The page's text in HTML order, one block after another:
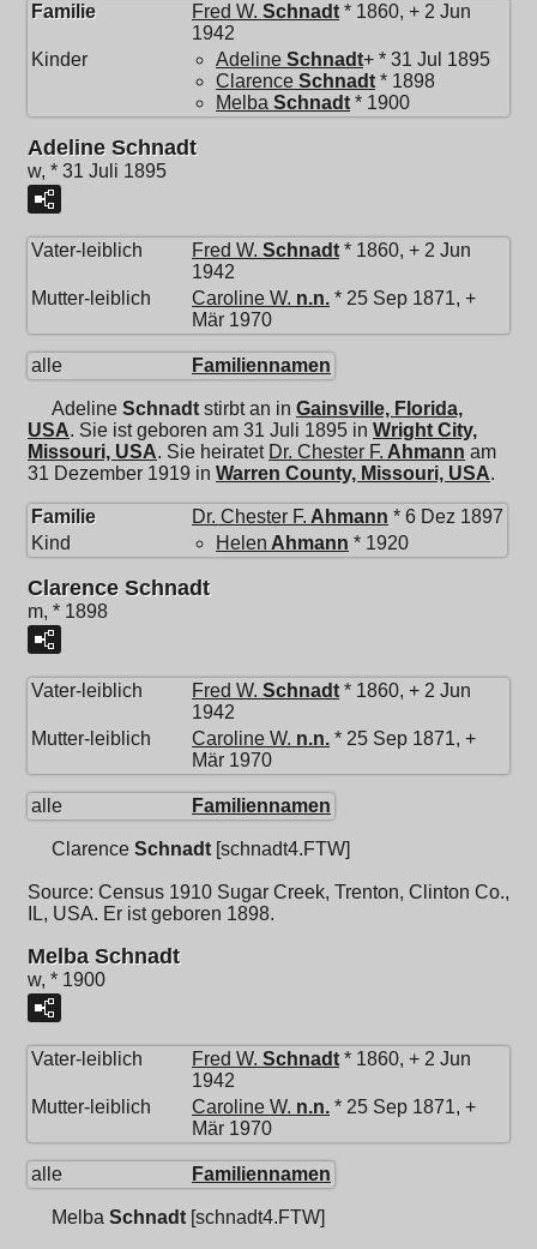
Familie Fred W. Schnadt * 1860, + 2 Jun
1942
Kinder
Adeline Schnadt+ * 31 Jul 1895
Clarence Schnadt * 1898
Melba Schnadt * 1900
Adeline Schnadt
w, * 31 Juli 1895
Vater-leiblich Fred W. Schnadt * 1860, + 2 Jun
1942
Mutter-leiblich
Caroline W. n.n. * 25 Sep 1871, +
Mär 1970
alle Familiennamen
Adeline Schnadt stirbt an in Gainsville, Florida,
USA. Sie ist geboren am 31 Juli 1895 in Wright City,
Missouri, USA. Sie heiratet Dr. Chester F. Ahmann am
31 Dezember 1919 in Warren County, Missouri, USA.
Familie Dr. Chester F. Ahmann * 6 Dez 1897
Kind
Helen Ahmann * 1920
Clarence Schnadt
m, * 1898
Vater-leiblich Fred W. Schnadt * 1860, + 2 Jun
1942
Mutter-leiblich
Caroline W. n.n. * 25 Sep 1871, +
Mär 1970
alle Familiennamen
Clarence Schnadt [schnadt4.FTW]
Source: Census 1910 Sugar Creek, Trenton, Clinton Co.,
IL, USA. Er ist geboren 1898.
Melba Schnadt
w, * 1900
Vater-leiblich Fred W. Schnadt * 1860, + 2 Jun
1942
Mutter-leiblich
Caroline W. n.n. * 25 Sep 1871, +
Mär 1970
alle Familiennamen
Melba Schnadt [schnadt4.FTW]